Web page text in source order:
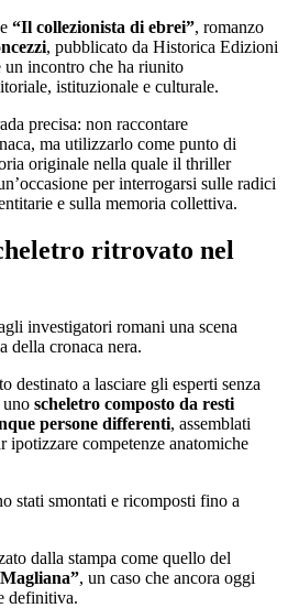
“Il collezionista di ebrei”, romanzo
, pubblicato da Historica Edizioni
un incontro che ha riunito
istituzionale e culturale.
precisa: non raccontare
ma utilizzarlo come punto di
originale nella quale il thriller
per interrogarsi sulle radici
e sulla memoria collettiva.
ritrovato nel
investigatori romani una scena
della cronaca nera.
destinato a lasciare gli esperti senza
uno scheletro composto da resti
persone differenti, assemblati
ipotizzare competenze anatomiche
stati smontati e ricomposti fino a
dalla stampa come quello del
, un caso che ancora oggi
definitiva.